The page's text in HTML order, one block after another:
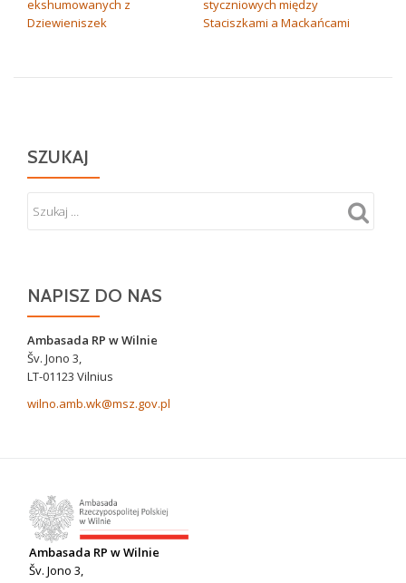
WPISU
ekshumowanych z
Dziewieniszek
styczniowych między
Staciszkami a Mackańcami
SZUKAJ
NAPISZ DO NAS
Ambasada RP w Wilnie
Šv. Jono 3,
LT-01123 Vilnius
wilno.amb.wk@msz.gov.pl
Ambasada RP w Wilnie
Šv. Jono 3,